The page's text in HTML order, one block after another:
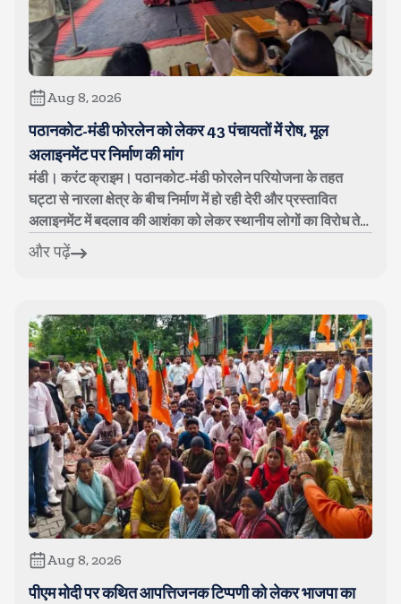
Aug 8, 2026
पठानकोट-मंडी फोरलेन को लेकर 43 पंचायतों में रोष, मूल
अलाइनमेंट पर निर्माण की मांग
मंडी। करंट क्राइम। पठानकोट-मंडी फोरलेन परियोजना के तहत
घट्टा से नारला क्षेत्र के बीच निर्माण में हो रही देरी और प्रस्तावित
अलाइनमेंट में बदलाव की आशंका को लेकर स्थानीय लोगों का विरोध तेज
हो गया है। शन...
और पढ़ें
Aug 8, 2026
पीएम मोदी पर कथित आपत्तिजनक टिप्पणी को लेकर भाजपा का